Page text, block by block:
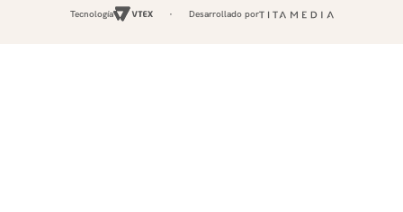
Tecnología Desarrollado por